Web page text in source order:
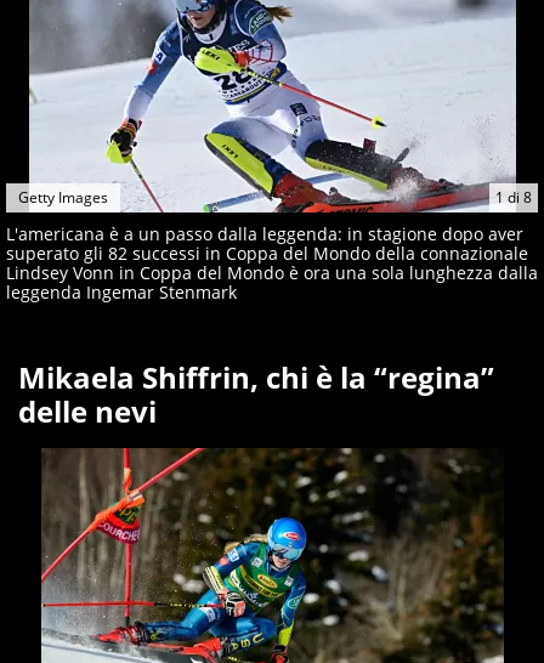
1 di 8
Getty Images
L'americana è a un passo dalla leggenda: in stagione dopo aver
superato gli 82 successi in Coppa del Mondo della connazionale
Lindsey Vonn in Coppa del Mondo è ora una sola lunghezza dalla
leggenda Ingemar Stenmark
Mikaela Shiffrin, chi è la “regina”
delle nevi